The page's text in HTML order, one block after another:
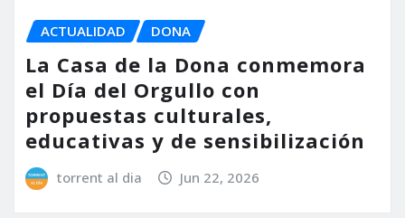
ACTUALIDAD DONA
La Casa de la Dona conmemora
el Día del Orgullo con
propuestas culturales,
educativas y de sensibilización
torrent al dia Jun 22, 2026